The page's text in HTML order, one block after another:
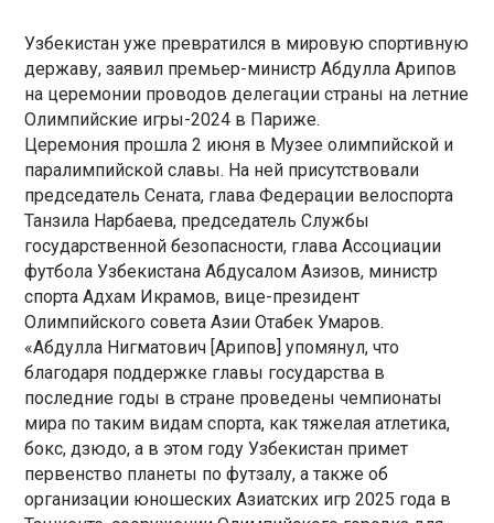
Узбекистан уже превратился в мировую спортивную
державу, заявил премьер-министр Абдулла Арипов
на церемонии проводов делегации страны на летние
Олимпийские игры-2024 в Париже.
Церемония прошла 2 июня в Музее олимпийской и
паралимпийской славы. На ней присутствовали
председатель Сената, глава Федерации велоспорта
Танзила Нарбаева, председатель Службы
государственной безопасности, глава Ассоциации
футбола Узбекистана Абдусалом Азизов, министр
спорта Адхам Икрамов, вице-президент
Олимпийского совета Азии Отабек Умаров.
«Абдулла Нигматович [Арипов] упомянул, что
благодаря поддержке главы государства в
последние годы в стране проведены чемпионаты
мира по таким видам спорта, как тяжелая атлетика,
бокс, дзюдо, а в этом году Узбекистан примет
первенство планеты по футзалу, а также об
организации юношеских Азиатских игр 2025 года в